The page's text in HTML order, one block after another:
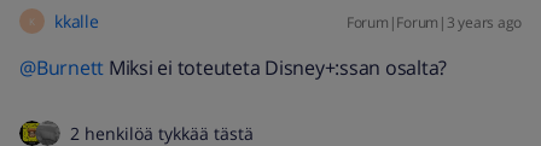
K kkalle Forum|Forum|3 years ago
@Burnett Miksi ei toteuteta Disney+:ssan osalta?
2 henkilöä tykkää tästä